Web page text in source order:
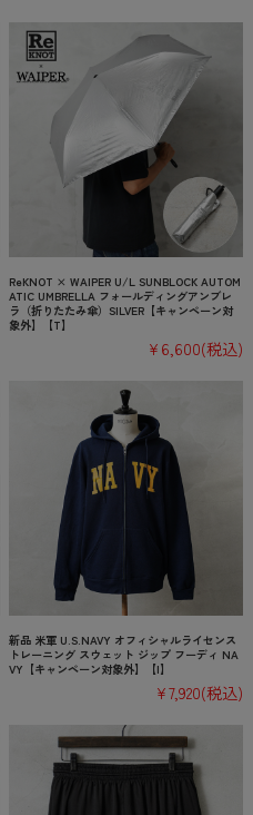
ReKNOT × WAIPER U/L SUNBLOCK AUTOM
ATIC UMBRELLA フォールディングアンブレ
ラ（折りたたみ傘）SILVER【キャンペーン対
象外】【T】
¥6,600(税込)
新品 米軍 U.S.NAVY オフィシャルライセンス
トレーニング スウェット ジップ フーディ NA
VY【キャンペーン対象外】【I】
¥7,920(税込)